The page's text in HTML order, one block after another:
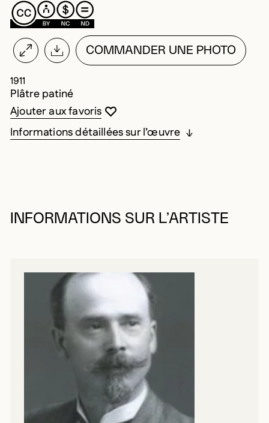
COMMANDER UNE PHOTO
1911
Plâtre patiné
Vous devez être connecté pour ajouter
Fermer la modale
Ouvrir la modale
Ajouter aux favoris
Informations détaillées sur l’œuvre
INFORMATIONS SUR L’ARTISTE